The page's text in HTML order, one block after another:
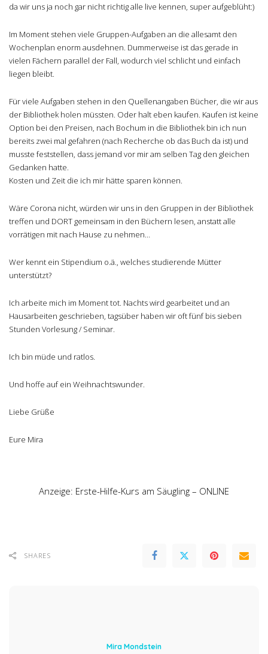
da wir uns ja noch gar nicht richtig alle live kennen, super aufgeblüht:)
Im Moment stehen viele Gruppen-Aufgaben an die allesamt den
Wochenplan enorm ausdehnen. Dummerweise ist das gerade in
vielen Fächern parallel der Fall, wodurch viel schlicht und einfach
liegen bleibt.
Für viele Aufgaben stehen in den Quellenangaben Bücher, die wir aus
der Bibliothek holen müssten. Oder halt eben kaufen. Kaufen ist keine
Option bei den Preisen, nach Bochum in die Bibliothek bin ich nun
bereits zwei mal gefahren (nach Recherche ob das Buch da ist) und
musste feststellen, dass jemand vor mir am selben Tag den gleichen
Gedanken hatte.
Kosten und Zeit die ich mir hätte sparen können.
Wäre Corona nicht, würden wir uns in den Gruppen in der Bibliothek
treffen und DORT gemeinsam in den Büchern lesen, anstatt alle
vorrätigen mit nach Hause zu nehmen…
Wer kennt ein Stipendium o.ä., welches studierende Mütter
unterstützt?
Ich arbeite mich im Moment tot. Nachts wird gearbeitet und an
Hausarbeiten geschrieben, tagsüber haben wir oft fünf bis sieben
Stunden Vorlesung / Seminar.
Ich bin müde und ratlos.
Und hoffe auf ein Weihnachtswunder.
Liebe Grüße
Eure Mira
Anzeige: Erste-Hilfe-Kurs am Säugling – ONLINE
SHARES
Mira Mondstein